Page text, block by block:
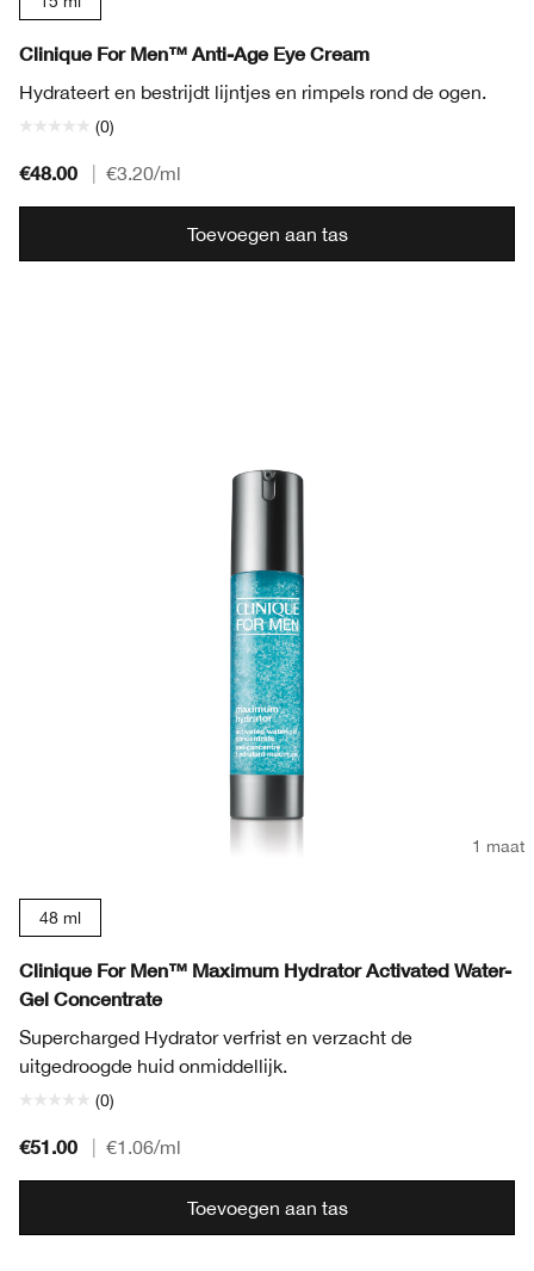
Clinique For Men™ Anti-Age Eye Cream
Hydrateert en bestrijdt lijntjes en rimpels rond de ogen.
(0)
€48.00 €3.20/ml
Toevoegen aan tas
1 maat
48 ml
Clinique For Men™ Maximum Hydrator Activated Water-
Gel Concentrate
Supercharged Hydrator verfrist en verzacht de
uitgedroogde huid onmiddellijk.
(0)
€51.00 €1.06/ml
Toevoegen aan tas